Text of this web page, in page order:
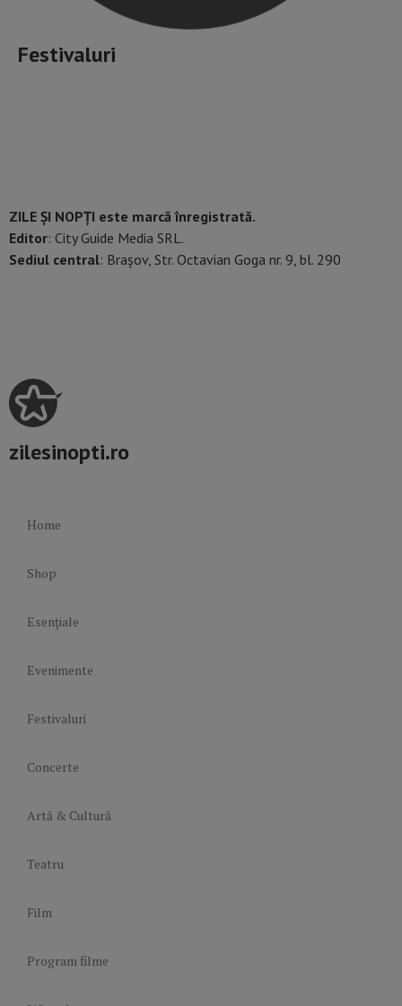
Festivaluri
ZILE ȘI NOPȚI este marcă înregistrată.
Editor: City Guide Media SRL.
Sediul central: Brașov, Str. Octavian Goga nr. 9, bl. 290
zilesinopti.ro
Home
Shop
Esențiale
Evenimente
Festivaluri
Concerte
Artă & Cultură
Teatru
Film
Program filme